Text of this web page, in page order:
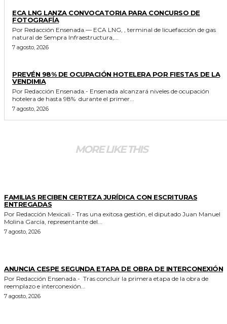
ECA LNG LANZA CONVOCATORIA PARA CONCURSO DE
FOTOGRAFÍA
Por Redacción Ensenada.— ECA LNG, , terminal de licuefacción de gas
natural de Sempra Infraestructura,...
7 agosto, 2026
PREVÉN 98% DE OCUPACIÓN HOTELERA POR FIESTAS DE LA
VENDIMIA
Por Redacción Ensenada.- Ensenada alcanzará niveles de ocupación
hotelera de hasta 98% durante el primer...
7 agosto, 2026
MORE LIKE THIS
FAMILIAS RECIBEN CERTEZA JURÍDICA CON ESCRITURAS
ENTREGADAS
Por Redacción Mexicali.- Tras una exitosa gestión, el diputado Juan Manuel
Molina García, representante del...
7 agosto, 2026
ANUNCIA CESPE SEGUNDA ETAPA DE OBRA DE INTERCONEXIÓN
Por Redacción Ensenada.- Tras concluir la primera etapa de la obra de
reemplazo e interconexión...
7 agosto, 2026